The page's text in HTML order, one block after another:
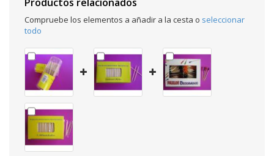
Compruebe los elementos a añadir a la cesta o seleccionar
todo